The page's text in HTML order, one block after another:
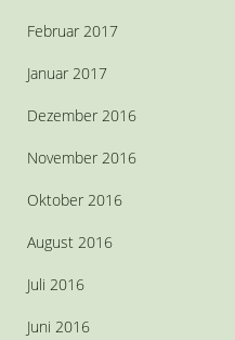
Februar 2017
Januar 2017
Dezember 2016
November 2016
Oktober 2016
August 2016
Juli 2016
Juni 2016